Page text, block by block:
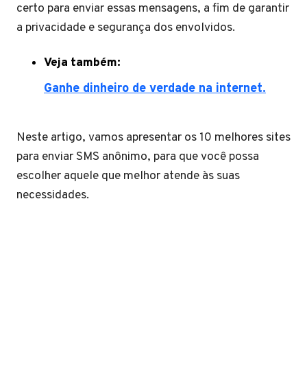
certo para enviar essas mensagens, a fim de garantir
a privacidade e segurança dos envolvidos.
Veja também:
Ganhe dinheiro de verdade na internet.
Neste artigo, vamos apresentar os 10 melhores sites
para enviar SMS anônimo, para que você possa
escolher aquele que melhor atende às suas
necessidades.